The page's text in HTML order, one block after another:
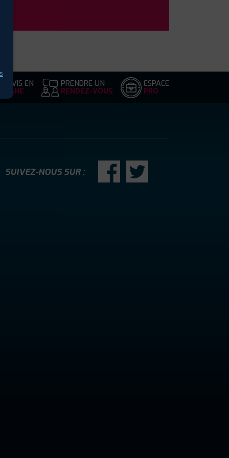
DEVIS EN
LIGNE
PRENDRE UN
RENDEZ-VOUS
ESPACE
PRO
SUIVEZ-NOUS SUR :